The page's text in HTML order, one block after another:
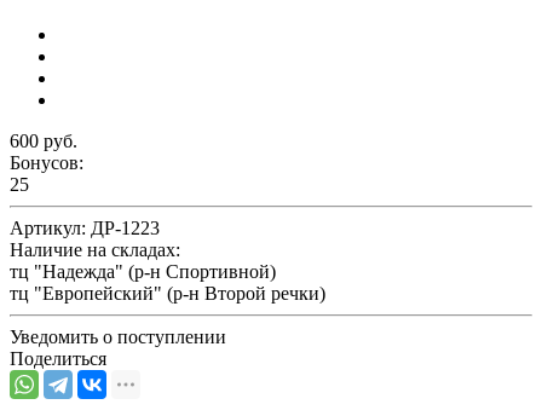
600 руб.
Бонусов:
25
Артикул: ДР-1223
Наличие на складах:
тц "Надежда" (р-н Спортивной)
тц "Европейский" (р-н Второй речки)
Уведомить о поступлении
Поделиться